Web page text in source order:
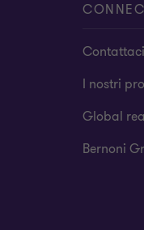
Contattaci
I nostri
Global
Bernoni